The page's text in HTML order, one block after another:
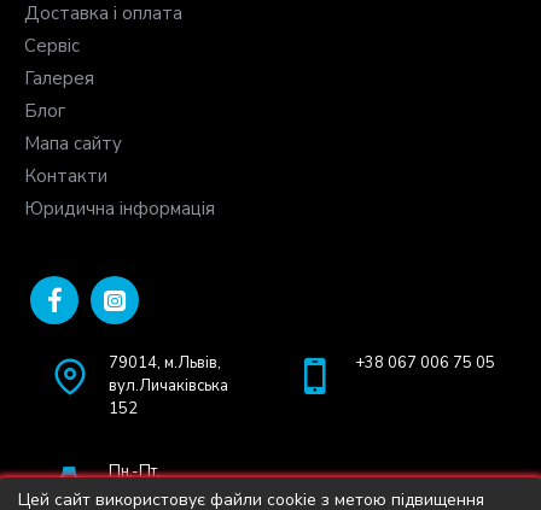
Доставка і оплата
Сервіс
Галерея
Блог
Мапа сайту
Контакти
Юридична інформація
79014, м.Львів,
вул.Личаківська
152
+38 067 006 75 05
Пн.-Пт.
9.00-18.00
Цей сайт використовує файли cookie з метою підвищення